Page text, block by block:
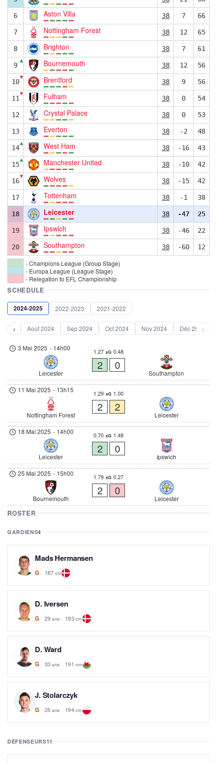
6 Aston Villa 38 7 66
7 Nottingham Forest 38 12 65
8 Brighton 38 7 61
9
▲ Bournemouth 38 12 56
10
▼ Brentford 38 9 56
11
▼ Fulham 38 0 54
12 Crystal Palace 38 0 53
13 Everton 38 -2 48
14
▲ West Ham 38 -16 43
15
▲ Manchester United 38 -10 42
16
▼ Wolves 38 -15 42
17 Tottenham 38 -1 38
18 Leicester 38 -47 25
19 Ipswich 38 -46 22
20 Southampton 38 -60 12
- Champions League (Group Stage)
- Europa League (League Stage)
- Relegation to EFL Championship
SCHEDULE
2024-2025 2022-2023 2021-2022
‹ Août 2024 Sep 2024 Oct 2024 Nov 2024 Déc 2024›
3 Mai 2025 - 14h00
Leicester
1.27 xG 0.48
2 0
Southampton
11 Mai 2025 - 13h15
Nottingham Forest
1.29 xG 1.00
2 2
Leicester
18 Mai 2025 - 14h00
Leicester
0.70 xG 1.48
2 0
Ipswich
25 Mai 2025 - 15h00
Bournemouth
1.79 xG 0.27
2 0
Leicester
ROSTER
GARDIENS4
Mads Hermansen
G 187 cm
D. Iversen
G 29 ans 193 cm
D. Ward
G 33 ans 191 cm
J. Stolarczyk
G 25 ans 194 cm
DÉFENSEURS11